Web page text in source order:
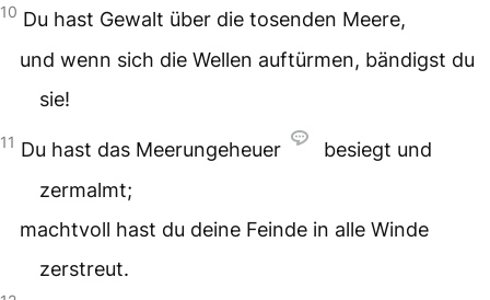
10 Du hast Gewalt über die tosenden Meere,
und wenn sich die Wellen auftürmen, bändigst du
sie!
11 Du hast das Meerungeheuer
besiegt und
zermalmt;
machtvoll hast du deine Feinde in alle Winde
zerstreut.